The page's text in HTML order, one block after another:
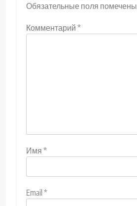
Обязательные поля помечены
Комментарий *
Имя *
Email *